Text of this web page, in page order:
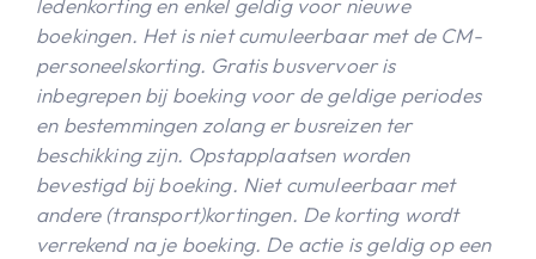
ledenkorting en enkel geldig voor nieuwe
boekingen. Het is niet cumuleerbaar met de CM-
personeelskorting. Gratis busvervoer is
inbegrepen bij boeking voor de geldige periodes
en bestemmingen zolang er busreizen ter
beschikking zijn. Opstapplaatsen worden
bevestigd bij boeking. Niet cumuleerbaar met
andere (transport)kortingen. De korting wordt
verrekend na je boeking. De actie is geldig op een